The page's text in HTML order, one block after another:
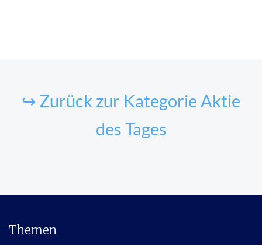
↪ Zurück zur Kategorie Aktie
des Tages
Themen